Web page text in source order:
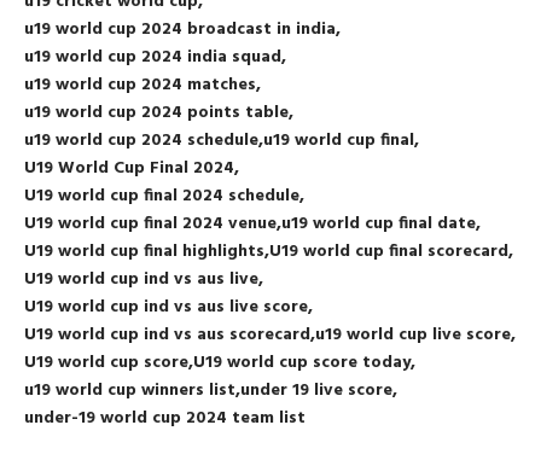
u19 world cup 2024 broadcast in india
u19 world cup 2024 india squad
u19 world cup 2024 matches
u19 world cup 2024 points table
u19 world cup 2024 schedule u19 world cup final
U19 World Cup Final 2024
U19 world cup final 2024 schedule
U19 world cup final 2024 venue u19 world cup final date
U19 world cup final highlights U19 world cup final scorecard
U19 world cup ind vs aus live
U19 world cup ind vs aus live score
U19 world cup ind vs aus scorecard u19 world cup live score
U19 world cup score U19 world cup score today
u19 world cup winners list under 19 live score
under-19 world cup 2024 team list